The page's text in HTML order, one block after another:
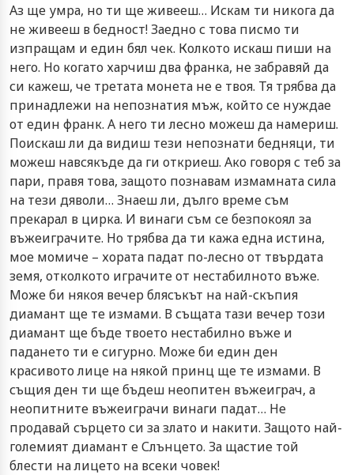
Аз ще умра, но ти ще живееш… Искам ти никога да
не живееш в бедност! Заедно с това писмо ти
изпращам и един бял чек. Колкото искаш пиши на
него. Но когато харчиш два франка, не забравяй да
си кажеш, че третата монета не е твоя. Тя трябва да
принадлежи на непознатия мъж, който се нуждае
от един франк. А него ти лесно можеш да намериш.
Поискаш ли да видиш тези непознати бедняци, ти
можеш навсякъде да ги откриеш. Ако говоря с теб за
пари, правя това, защото познавам измамната сила
на тези дяволи… Знаеш ли, дълго време съм
прекарал в цирка. И винаги съм се безпокоял за
въжеиграчите. Но трябва да ти кажа една истина,
мое момиче – хората падат по-лесно от твърдата
земя, отколкото играчите от нестабилното въже.
Може би някоя вечер блясъкът на най-скъпия
диамант ще те измами. В същата тази вечер този
диамант ще бъде твоето нестабилно въже и
падането ти е сигурно. Може би един ден
красивото лице на някой принц ще те измами. В
същия ден ти ще бъдеш неопитен въжеиграч, а
неопитните въжеиграчи винаги падат… Не
продавай сърцето си за злато и накити. Защото най-
големият диамант е Слънцето. За щастие той
блести на лицето на всеки човек!